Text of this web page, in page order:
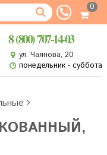
0
8 (800) 707-14-03
ул. Чаянова, 20
понедельник - суббота